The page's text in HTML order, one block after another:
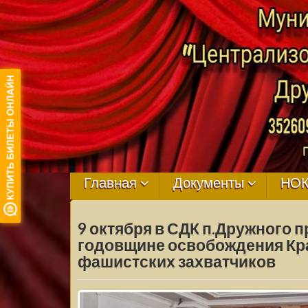
МБУ ЦКРЦ
СЕЛЬСКОГО
ПОСЕЛЕНИЯ
Главная Документы
9 октября в СДК п.Дружного
годовщине освобождения
фашистских захватчиков